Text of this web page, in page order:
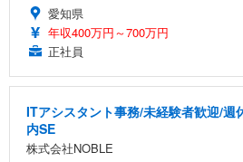
愛知県
年収400万円～700万円
正社員
ITアシスタント事務/未経験者歓迎/週
内SE
株式会社NOBLE